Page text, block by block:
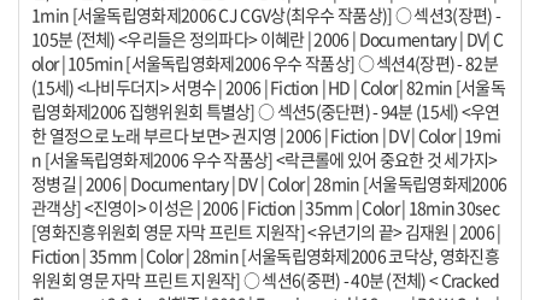
1min [서울독립영화제2006 CJ CGV상(최우수 작품상)] ○ 섹션3(장편) -
105분 (전체) <우리들은 정의파다> 이혜란 | 2006 | Documentary | DV| C
olor | 105min [서울독립영화제2006 우수 작품상] ○ 섹션4(장편) - 82분
(15세) <나비두더지> 서명수 | 2006 | Fiction | HD | Color | 82min [서울독
립영화제2006 집행위원회 특별상] ○ 섹션5(중단편) - 94분 (15세) <우연
한 열정으로 노래 부르다 보면> 권지영 | 2006 | Fiction | DV | Color | 19mi
n [서울독립영화제2006 우수 작품상] <락큰롤에 있어 중요한 것 세가지>
정병길 | 2006 | Documentary | DV | Color | 28min [서울독립영화제2006
관객상] <진영이> 이성은 | 2006 | Fiction | 35mm | Color | 18min 30sec
[영화진흥위원회 영문 자막 프린트 지원작] <유년기의 끝> 김재원 | 2006 |
Fiction | 35mm | Color | 28min [서울독립영화제2006 코닥상, 영화진흥
위원회 영문 자막 프린트 지원작] ○ 섹션6(중편) - 40분 (전체) < Cracked